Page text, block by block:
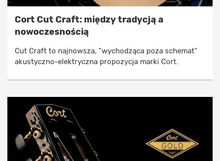
Cort Cut Craft: między tradycją a
nowoczesnością
Cut Craft to najnowsza, "wychodząca poza schemat"
akustyczno-elektryczna propozycja marki Cort.